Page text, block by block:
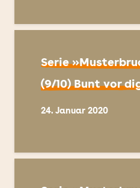
Serie
(9/10) Bunt vor
24. Januar 2020